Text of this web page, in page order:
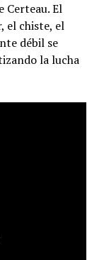
Certeau. El
el chiste, el
débil se
la lucha